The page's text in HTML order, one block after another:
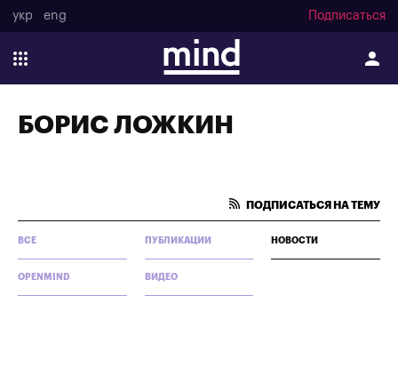
укр eng Подписаться
БОРИС ЛОЖКИН
ПОДПИСАТЬСЯ НА ТЕМУ
ВСЕ ПУБЛИКАЦИИ НОВОСТИ
OPENMIND ВИДЕО